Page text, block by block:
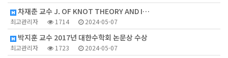
차재춘 교수 J. OF KNOT THEORY AND I…
최고관리자 1714 2024-05-07
박지훈 교수 2017년 대한수학회 논문상 수상
최고관리자 1723 2024-05-07